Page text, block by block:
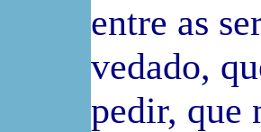
entre as
vedado,
pedir, que